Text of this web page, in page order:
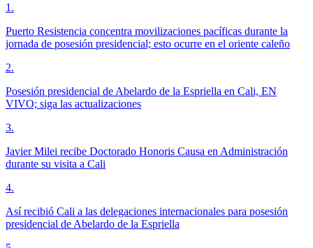
1 .
Puerto Resistencia concentra movilizaciones pacíficas durante la
jornada de posesión presidencial; esto ocurre en el oriente caleño
2.
Posesión presidencial de Abelardo de la Espriella en Cali, EN
VIVO; siga las actualizaciones
3.
Javier Milei recibe Doctorado Honoris Causa en Administración
durante su visita a Cali
4.
Así recibió Cali a las delegaciones internacionales para posesión
presidencial de Abelardo de la Espriella